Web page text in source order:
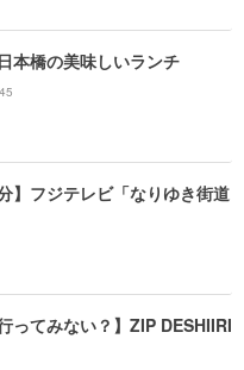
本橋の美味しいランチ
45
】フジテレビ「なりゆき街道
ってみない？】ZIP DESHIIRI